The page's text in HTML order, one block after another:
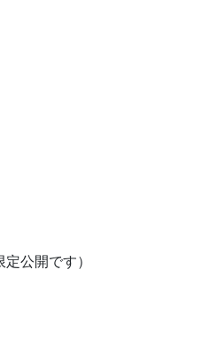
定公開です）